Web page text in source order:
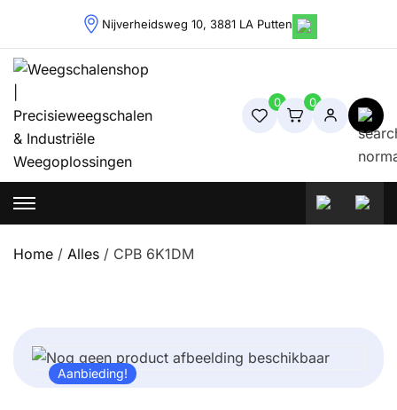
content
Nijverheidsweg 10, 3881 LA Putten
Weegschalenshop | Precisieweegschalen & Industriële
Weegoplossingen
0 0
Home / Alles / CPB 6K1DM
Aanbieding!